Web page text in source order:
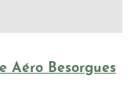
Aéro Besorgues